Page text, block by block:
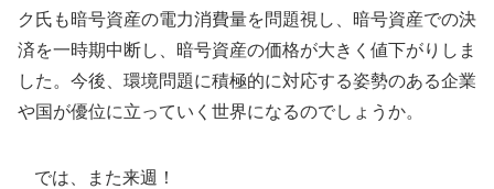
ク氏も暗号資産の電力消費量を問題視し、暗号資産での決
済を一時期中断し、暗号資産の価格が大きく値下がりしま
した。今後、環境問題に積極的に対応する姿勢のある企業
や国が優位に立っていく世界になるのでしょうか。
では、また来週！